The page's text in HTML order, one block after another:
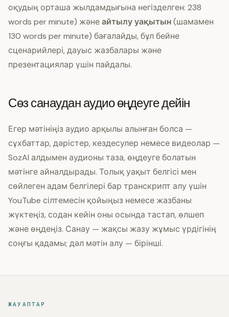
оқудың орташа жылдамдығына негізделген: 238
words per minute) жәнеайтылу уақытын(шамамен
130 words per minute) бағалайды, бұл бейне
сценарийлері, дауыс жазбалары және
презентациялар үшін пайдалы.
Сөз санаудан аудио өңдеуге дейін
Егер мәтініңіз аудио арқылы алынған болса —
сұхбаттар, дәрістер, кездесулер немесе видеолар —
SozAI алдымен аудионы таза, өңдеуге болатын
мәтінге айналдырады. Толық уақыт белгісі мен
сөйлеген адам белгілері бар транскрипт алу үшін
YouTube сілтемесін қойыңыз немесе жазбаны
жүктеңіз, содан кейін оны осында тастап, өлшеп
және өңдеңіз. Санау — жақсы жазу жұмыс үрдігінің
соңғы қадамы; дәл мәтін алу — бірінші.
ЖАУАПТАР